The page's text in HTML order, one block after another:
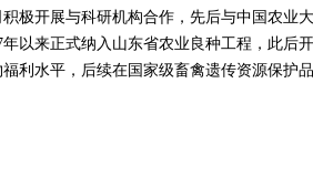
极开展与科研机构合作，先后与中国农业
年以来正式纳入山东省农业良种工程，此
利水平，后续在国家级畜禽遗传资源保护